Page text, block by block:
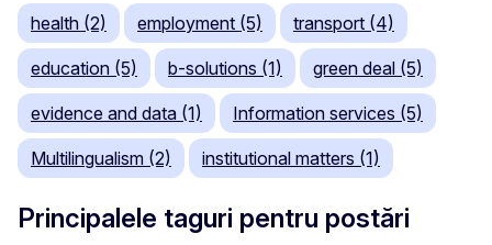
health (2) employment (5) transport (4)
education (5) b-solutions (1) green deal (5)
evidence and data (1) Information services (5)
Multilingualism (2) institutional matters (1)
Principalele taguri pentru postări